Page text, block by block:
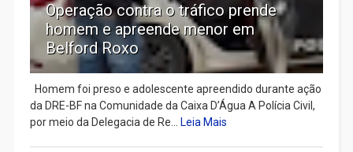
Operação contra o tráfico prende
homem e apreende menor em
Belford Roxo
Homem foi preso e adolescente apreendido durante ação
da DRE-BF na Comunidade da Caixa D’Água A Polícia Civil,
por meio da Delegacia de Re... Leia Mais